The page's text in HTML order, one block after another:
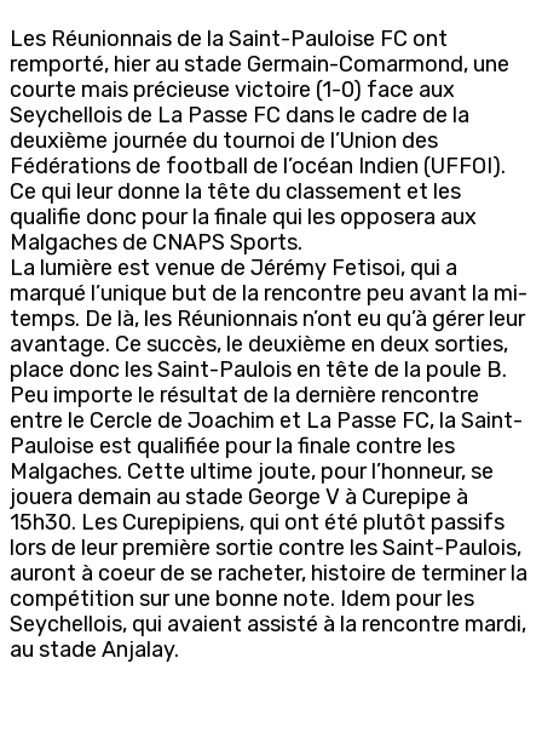
Les Réunionnais de la Saint-Pauloise FC ont
remporté, hier au stade Germain-Comarmond, une
courte mais précieuse victoire (1-0) face aux
Seychellois de La Passe FC dans le cadre de la
deuxième journée du tournoi de l’Union des
Fédérations de football de l’océan Indien (UFFOI).
Ce qui leur donne la tête du classement et les
qualifie donc pour la finale qui les opposera aux
Malgaches de CNAPS Sports.
La lumière est venue de Jérémy Fetisoi, qui a
marqué l’unique but de la rencontre peu avant la mi-
temps. De là, les Réunionnais n’ont eu qu’à gérer leur
avantage. Ce succès, le deuxième en deux sorties,
place donc les Saint-Paulois en tête de la poule B.
Peu importe le résultat de la dernière rencontre
entre le Cercle de Joachim et La Passe FC, la Saint-
Pauloise est qualifiée pour la finale contre les
Malgaches. Cette ultime joute, pour l’honneur, se
jouera demain au stade George V à Curepipe à
15h30. Les Curepipiens, qui ont été plutôt passifs
lors de leur première sortie contre les Saint-Paulois,
auront à coeur de se racheter, histoire de terminer la
compétition sur une bonne note. Idem pour les
Seychellois, qui avaient assisté à la rencontre mardi,
au stade Anjalay.